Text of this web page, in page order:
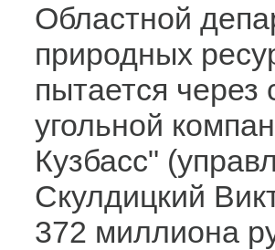
Областной
природных
пытается через
угольной
Кузбасс"
Скулдицкий
372 миллиона